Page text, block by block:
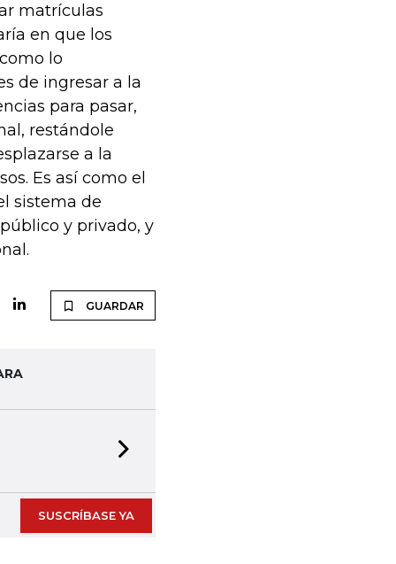
matrículas
en que los
lo
de ingresar a la
para pasar,
restándole
a la
Es así como el
sistema de
y privado, y
GUARDAR
SUSCRÍBASE YA